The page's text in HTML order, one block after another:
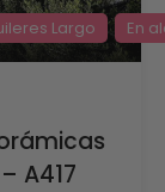
Largo En
A417